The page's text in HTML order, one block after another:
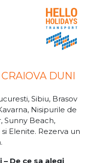
DUNI
Sibiu, Brasov
Nisipurile de
Sunny Beach,
Elenite. Rezerva un
De ce sa alegi